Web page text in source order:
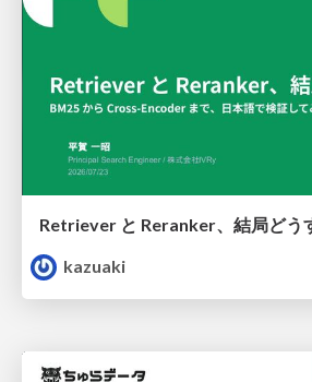
Retriever と Reranker、結局どう
kazuaki